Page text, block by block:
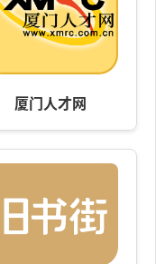
厦门人才网